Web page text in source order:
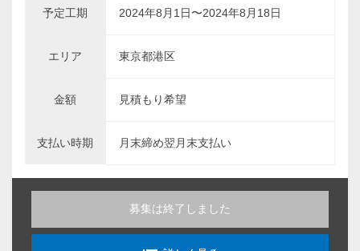
予定工期 2024年8月1日〜2024年8月18日
エリア 東京都港区
金額 見積もり希望
支払い時期 月末締め翌月末支払い
募集は終了しました